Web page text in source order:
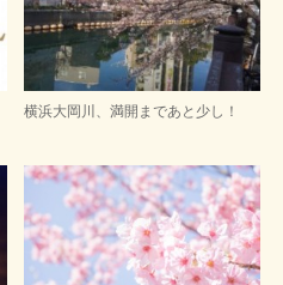
横浜大岡川、満開まであと少し！